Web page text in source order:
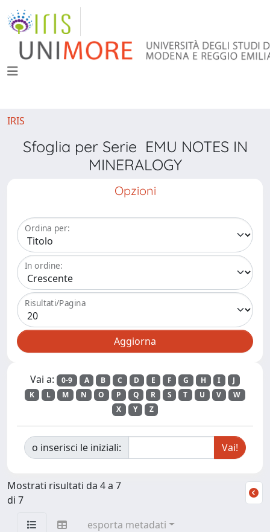
IRIS
Sfoglia per Serie EMU NOTES IN
MINERALOGY
Opzioni
Ordina per:
In ordine:
Risultati/Pagina
Vai a: 0-9 A B C D E F G H I
J
K
L M N O P Q R S T U V
W
X
Y Z
o inserisci le iniziali:
Mostrati risultati da 4 a 7
di 7
esporta metadati